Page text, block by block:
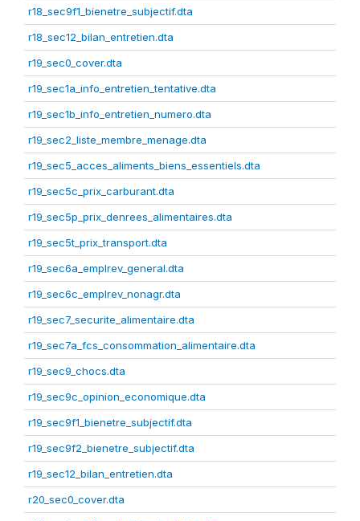
r18_sec9f1_bienetre_subjectif.dta
r18_sec12_bilan_entretien.dta
r19_sec0_cover.dta
r19_sec1a_info_entretien_tentative.dta
r19_sec1b_info_entretien_numero.dta
r19_sec2_liste_membre_menage.dta
r19_sec5_acces_aliments_biens_essentiels.dta
r19_sec5c_prix_carburant.dta
r19_sec5p_prix_denrees_alimentaires.dta
r19_sec5t_prix_transport.dta
r19_sec6a_emplrev_general.dta
r19_sec6c_emplrev_nonagr.dta
r19_sec7_securite_alimentaire.dta
r19_sec7a_fcs_consommation_alimentaire.dta
r19_sec9_chocs.dta
r19_sec9c_opinion_economique.dta
r19_sec9f1_bienetre_subjectif.dta
r19_sec9f2_bienetre_subjectif.dta
r19_sec12_bilan_entretien.dta
r20_sec0_cover.dta